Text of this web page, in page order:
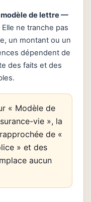
modèle de lettre —
Elle ne tranche pas
un montant ou un
dépendent de
des faits et des
« Modèle de
vie », la
de «
» et des
aucun